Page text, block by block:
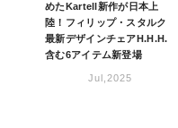
めたKartell新作が日本上
陸！フィリップ・スタルク
最新デザインチェアH.H.H.
含む6アイテム新登場
Jul,2025